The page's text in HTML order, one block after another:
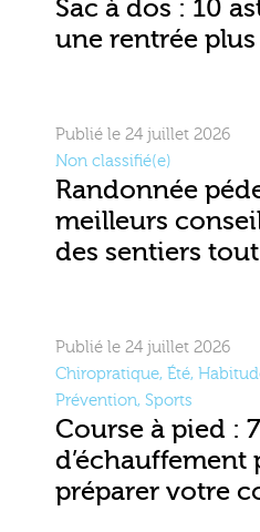
Sac à dos : 10
une rentrée
Publié le 24 juillet 2026
Non classifié(e)
Randonnée
meilleurs
des sentiers tout
Publié le 24 juillet 2026
Chiropratique, Été,
Prévention, Sports
Course à pied :
d’échauffement
préparer votre